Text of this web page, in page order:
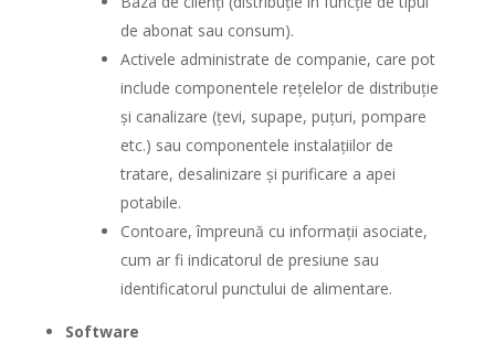
de abonat sau consum).
Activele administrate de companie, care pot
include componentele rețelelor de distribuție
și canalizare (țevi, supape, puțuri, pompare
etc.) sau componentele instalațiilor de
tratare, desalinizare și purificare a apei
potabile.
Contoare, împreună cu informații asociate,
cum ar fi indicatorul de presiune sau
identificatorul punctului de alimentare.
Software